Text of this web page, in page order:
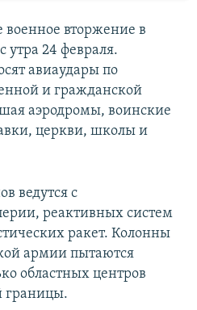
военное вторжение в
утра 24 февраля.
авиаудары по
и гражданской
аэродромы, воинские
церкви, школы и
ведутся с
реактивных систем
ракет. Колонны
армии пытаются
областных центров
границы.